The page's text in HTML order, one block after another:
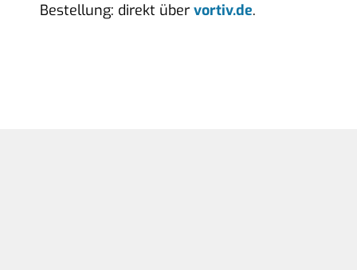
Bestellung: direkt über vortiv.de.